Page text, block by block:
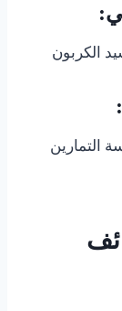
الكربون
التمارين